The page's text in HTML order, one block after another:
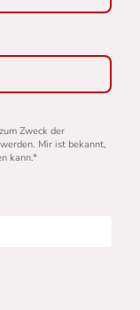
Zweck der
Mir ist bekannt,
kann.*